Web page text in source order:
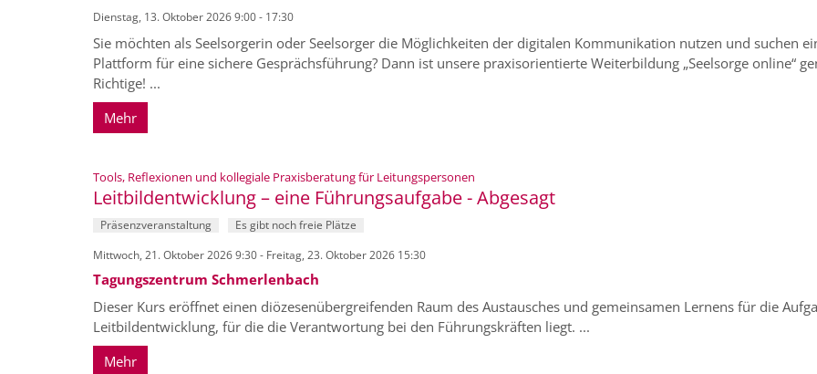
Dienstag, 13. Oktober 2026 9:00 - 17:30
Sie möchten als Seelsorgerin oder Seelsorger die Möglichkeiten der digitalen Kommunikation nutzen und suchen
Plattform für eine sichere Gesprächsführung? Dann ist unsere praxisorientierte Weiterbildung „Seelsorge online“
Richtige! ...
Mehr
Tools, Reflexionen und kollegiale Praxisberatung für Leitungspersonen
Leitbildentwicklung – eine Führungsaufgabe - Abgesagt
Präsenzveranstaltung
Es gibt noch freie Plätze
Mittwoch, 21. Oktober 2026 9:30 - Freitag, 23. Oktober 2026 15:30
Tagungszentrum Schmerlenbach
Dieser Kurs eröffnet einen diözesenübergreifenden Raum des Austausches und gemeinsamen Lernens für die
Leitbildentwicklung, für die die Verantwortung bei den Führungskräften liegt. ...
Mehr